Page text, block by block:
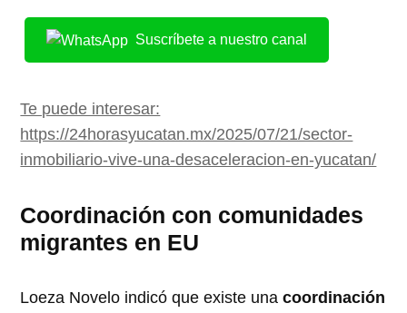
Suscríbete a nuestro canal
Te puede interesar:
https://24horasyucatan.mx/2025/07/21/sector-
inmobiliario-vive-una-desaceleracion-en-yucatan/
Coordinación con comunidades
migrantes en EU
Loeza Novelo indicó que existe unacoordinación